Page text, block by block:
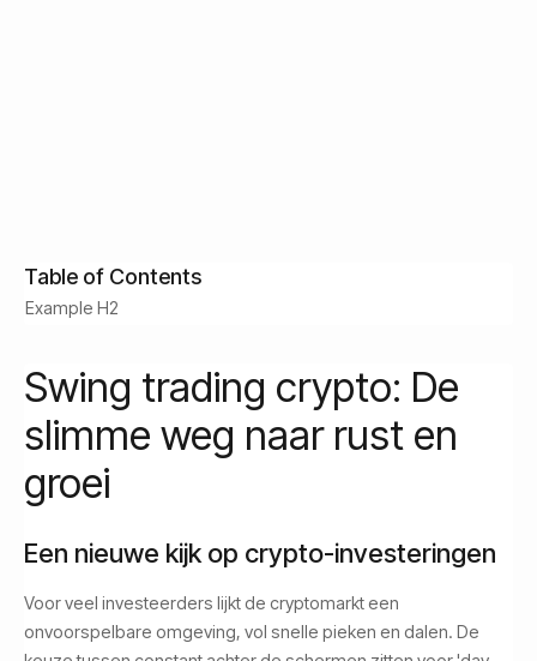
Table of Contents
Example H2
Swing trading crypto: De
slimme weg naar rust en
groei
Een nieuwe kijk op crypto-investeringen
Voor veel investeerders lijkt de cryptomarkt een
onvoorspelbare omgeving, vol snelle pieken en dalen. De